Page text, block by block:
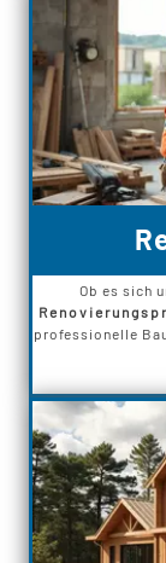
Ob es sich
professionelle